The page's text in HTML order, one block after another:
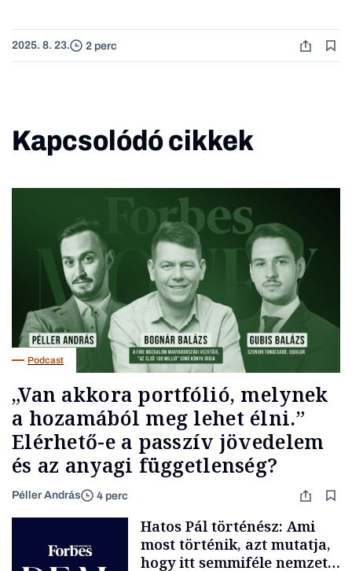
2025. 8. 23. 2 perc
Kapcsolódó cikkek
Podcast
„Van akkora portfólió, melynek
a hozamából meg lehet élni.”
Elérhető-e a passzív jövedelem
és az anyagi függetlenség?
Péller András 4 perc
Hatos Pál történész: Ami
most történik, azt mutatja,
hogy itt semmiféle nemzeti